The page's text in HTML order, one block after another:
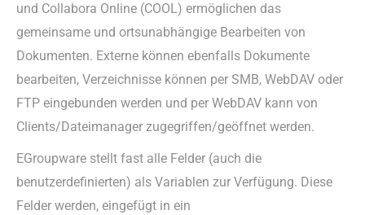
und Collabora Online (COOL) ermöglichen das
gemeinsame und ortsunabhängige Bearbeiten von
Dokumenten. Externe können ebenfalls Dokumente
bearbeiten, Verzeichnisse können per SMB, WebDAV oder
FTP eingebunden werden und per WebDAV kann von
Clients/Dateimanager zugegriffen/geöffnet werden.
EGroupware stellt fast alle Felder (auch die
benutzerdefinierten) als Variablen zur Verfügung. Diese
Felder werden, eingefügt in ein